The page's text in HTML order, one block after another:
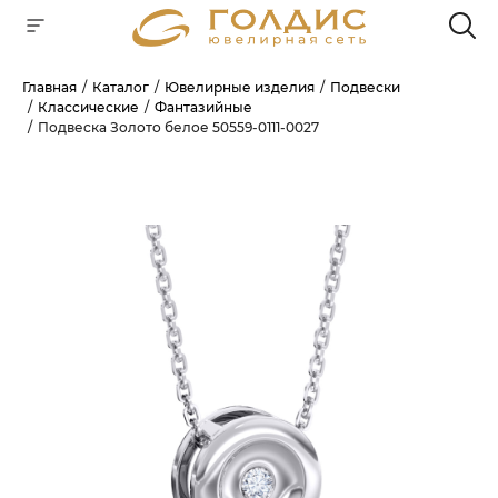
Главная Каталог Ювелирные изделия
Подвески
Классические
Фантазийные
Подвеска Золото белое 50559-0111-0027
Для клиентов всех банков
ОПЛАТУНА ЧАСТИ
БЕЗ ПЕРЕПЛАТ
ГРАФИК ПЛАТЕЖЕЙ